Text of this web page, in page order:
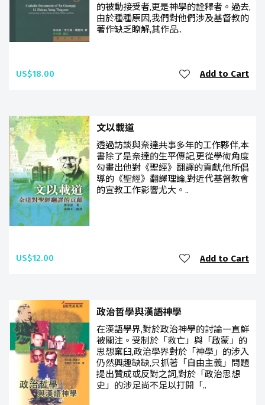
的被動接受者,更是神學的詮釋者。過去,
由於種種原因,我們對他們涉及基督教的
著作缺乏瞭解,其作品..
US$18.00 Add to Cart
文以載道
透過訪談與奈達共事多年的工作夥伴,本
書除了是奈達的生平傳記,更從學術角度
勾畫出他對《聖經》翻譯的貢獻,他所倡
導的《聖經》翻譯理論,對近代基督教會
的宣教工作影響尤大。..
US$12.00 Add to Cart
政治哲學與漢語神學
在漢語學界,對於政治神學的討論一直鮮
被關注。受制於「救亡」與「啟蒙」的
思想窠臼,政治學界對於「神學」的涉入
仍然興趣缺缺,只抓著「自由主義」問題
提出贊成或反對之詞,對於「政治思想
史」的涉足尚不足以打開「..